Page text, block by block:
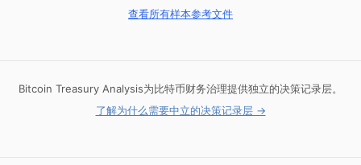
查看所有样本参考文件
Bitcoin Treasury Analysis为比特币财务治理提供独立的决策记录层。
了解为什么需要中立的决策记录层 →